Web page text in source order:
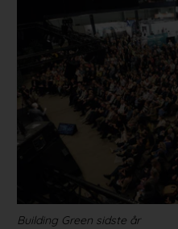
Bygningen
Projekter
Portrætter
Partnere
Jobportal
Building Green sidste år